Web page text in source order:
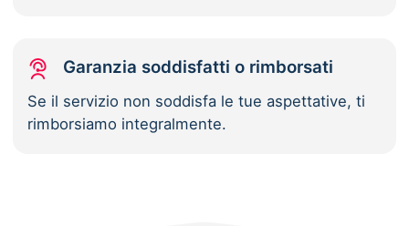
Garanzia soddisfatti o rimborsati
Se il servizio non soddisfa le tue aspettative, ti
rimborsiamo integralmente.